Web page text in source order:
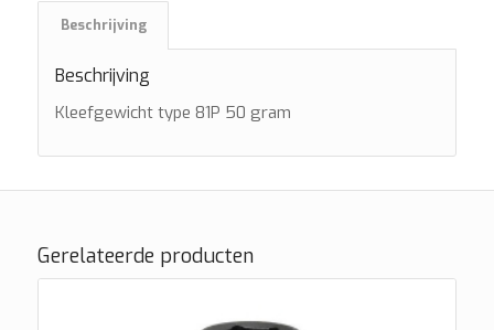
Beschrijving
Beschrijving
Kleefgewicht type 81P 50 gram
Gerelateerde producten